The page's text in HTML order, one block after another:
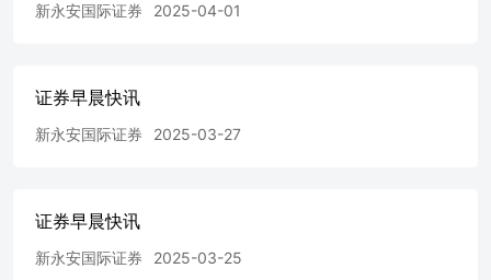
果和休闲零食为主营业务的三只松鼠(深:300783)公告，公司
设全球供应链体系，并拓展境外融资能力。公告指，公司将
充分考虑现有股东利益和境内外资本市场情况，在股东大会
决议有效期内选择适当时机和发行窗口完成本次发行上市。
在2019年深圳创业板上市。三只松鼠在2024年实现营业收入
润4.08亿元，同比增长85.51%。 ◆中证监:IPO优先配售对
新永安国际证券 2025-04-01
证券早晨快讯
新永安国际证券 2025-03-27
证券早晨快讯
新永安国际证券 2025-03-25